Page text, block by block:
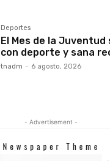
Deportes
El Mes de la Juventud
con deporte y sana
tnadm - 6 agosto, 2026
- Advertisement -